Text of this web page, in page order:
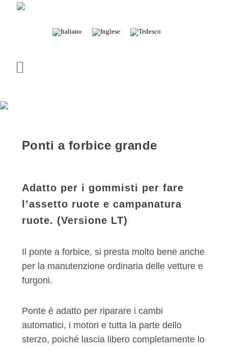
Ponti a forbice grande
Adatto per i gommisti per fare
l’assetto ruote e campanatura
ruote. (Versione LT)
Il ponte a forbice, si presta molto bene anche
per la manutenzione ordinaria delle vetture e
furgoni.
Ponte è adatto per riparare i cambi
automatici, i motori e tutta la parte dello
sterzo, poiché lascia libero completamente lo